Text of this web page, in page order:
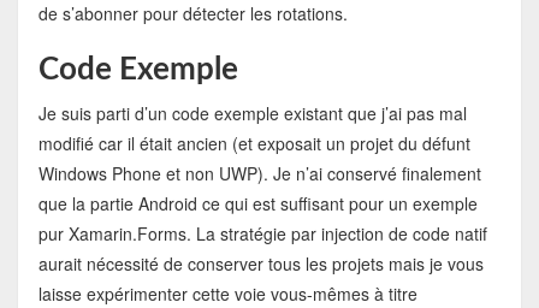
de s’abonner pour détecter les rotations.
Code Exemple
Je suis parti d’un code exemple existant que j’ai pas mal
modifié car il était ancien (et exposait un projet du défunt
Windows Phone et non UWP). Je n’ai conservé finalement
que la partie Android ce qui est suffisant pour un exemple
pur Xamarin.Forms. La stratégie par injection de code natif
aurait nécessité de conserver tous les projets mais je vous
laisse expérimenter cette voie vous-mêmes à titre